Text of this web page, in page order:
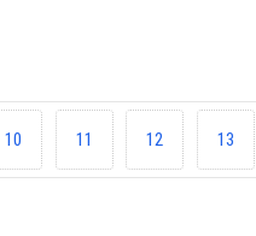
10 11 12 13